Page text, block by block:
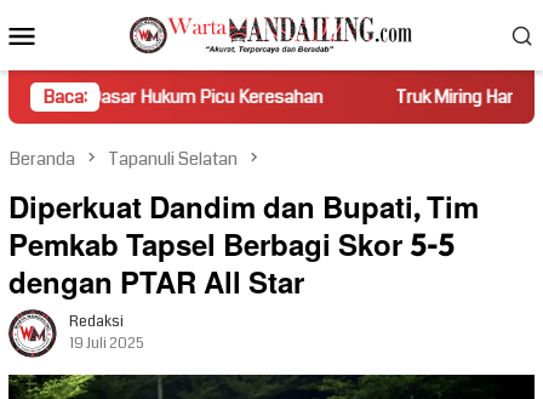
ke
kontenMobile
Baca:
Hukum Picu Keresahan Truk Miring Hambat Arus Lalu
Beranda Tapanuli Selatan
Diperkuat Dandim dan Bupati, Tim
Pemkab Tapsel Berbagi Skor 5-5
dengan PTAR All Star
Redaksi
19 Juli 2025